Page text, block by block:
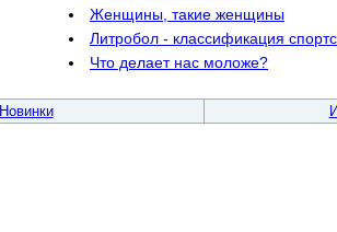
Женщины, такие женщины
Литробол - классификация
Что делает нас моложе?
Новинки